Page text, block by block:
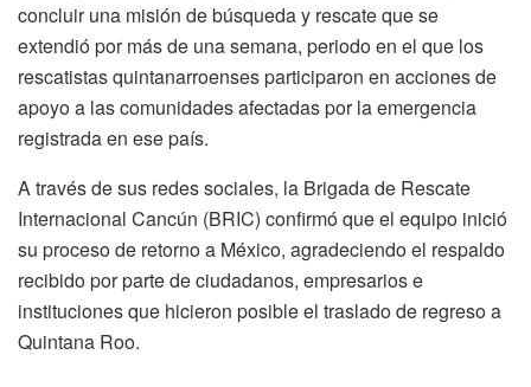
concluir una misión de búsqueda y rescate que se
extendió por más de una semana, periodo en el que los
rescatistas quintanarroenses participaron en acciones de
apoyo a las comunidades afectadas por la emergencia
registrada en ese país.
A través de sus redes sociales, la Brigada de Rescate
Internacional Cancún (BRIC) confirmó que el equipo inició
su proceso de retorno a México, agradeciendo el respaldo
recibido por parte de ciudadanos, empresarios e
instituciones que hicieron posible el traslado de regreso a
Quintana Roo.